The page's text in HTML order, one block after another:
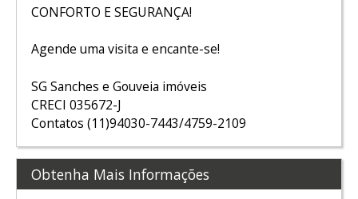
CONFORTO E SEGURANÇA!
Agende uma visita e encante-se!
SG Sanches e Gouveia imóveis
CRECI 035672-J
Contatos (11)94030-7443/4759-2109
Obtenha Mais Informações